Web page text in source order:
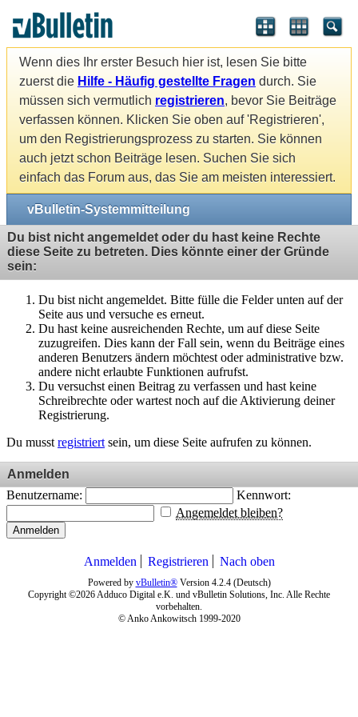
Wenn dies Ihr erster Besuch hier ist, lesen Sie bitte
zuerst die Hilfe - Häufig gestellte Fragen durch. Sie
müssen sich vermutlich registrieren, bevor Sie Beiträge
verfassen können. Klicken Sie oben auf 'Registrieren',
um den Registrierungsprozess zu starten. Sie können
auch jetzt schon Beiträge lesen. Suchen Sie sich
einfach das Forum aus, das Sie am meisten interessiert.
vBulletin-Systemmitteilung
Du bist nicht angemeldet oder du hast keine Rechte
diese Seite zu betreten. Dies könnte einer der Gründe
sein:
Du bist nicht angemeldet. Bitte fülle die Felder unten auf der
Seite aus und versuche es erneut.
Du hast keine ausreichenden Rechte, um auf diese Seite
zuzugreifen. Dies kann der Fall sein, wenn du Beiträge eines
anderen Benutzers ändern möchtest oder administrative bzw.
andere nicht erlaubte Funktionen aufrufst.
Du versuchst einen Beitrag zu verfassen und hast keine
Schreibrechte oder wartest noch auf die Aktivierung deiner
Registrierung.
Du musst registriert sein, um diese Seite aufrufen zu können.
Anmelden
Benutzername:
Kennwort:
Angemeldet bleiben?
Anmelden
Anmelden Registrieren Nach oben
Powered by vBulletin®Version 4.2.4 (Deutsch)
Copyright ©2026 Adduco Digital e.K. und vBulletin Solutions, Inc. Alle Rechte
vorbehalten.
© Anko Ankowitsch 1999-2020